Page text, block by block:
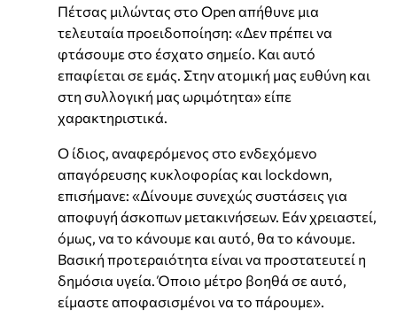
Πέτσας μιλώντας στο Open απήθυνε μια
τελευταία προειδοποίηση: «Δεν πρέπει να
φτάσουμε στο έσχατο σημείο. Και αυτό
επαφίεται σε εμάς. Στην ατομική μας ευθύνη και
στη συλλογική μας ωριμότητα» είπε
χαρακτηριστικά.
Ο ίδιος, αναφερόμενος στο ενδεχόμενο
απαγόρευσης κυκλοφορίας και lockdown,
επισήμανε: «Δίνουμε συνεχώς συστάσεις για
αποφυγή άσκοπων μετακινήσεων. Εάν χρειαστεί,
όμως, να το κάνουμε και αυτό, θα το κάνουμε.
Βασική προτεραιότητα είναι να προστατευτεί η
δημόσια υγεία. Όποιο μέτρο βοηθά σε αυτό,
είμαστε αποφασισμένοι να το πάρουμε».